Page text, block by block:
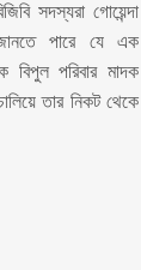
সদস্যরা গোয়েন্দা
পারে যে এক
বিপুল পরিবার মাদক
তার নিকট থেকে